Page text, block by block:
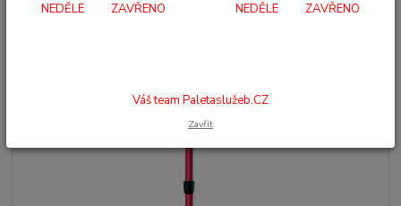
NEDĚLE ZAVŘENO NEDĚLE ZAVŘENO
Váš team Paletaslužeb.CZ
Zavřít